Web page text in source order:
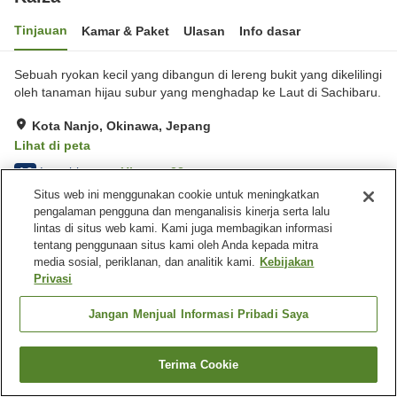
Tinjauan Kamar & Paket Ulasan Info dasar
Sebuah ryokan kecil yang dibangun di lereng bukit yang dikelilingi
oleh tanaman hijau subur yang menghadap ke Laut di Sachibaru.
Kota Nanjo, Okinawa, Jepang
Lihat di peta
4.8 Luar biasa Ulasan:28
Fasilitas properti
Area tertentu bisa merokok
Microwave bersama
Kulkas bersama
Parkir gratis
Jepang Okinawa Kota Nanjo Kaiza
Cari kamar
Situs web ini menggunakan cookie untuk meningkatkan
pengalaman pengguna dan menganalisis kinerja serta lalu
lintas di situs web kami. Kami juga membagikan informasi
tentang penggunaan situs kami oleh Anda kepada mitra
media sosial, periklanan, dan analitik kami. Kebijakan
Privasi
Jangan Menjual Informasi Pribadi Saya
Terima Cookie